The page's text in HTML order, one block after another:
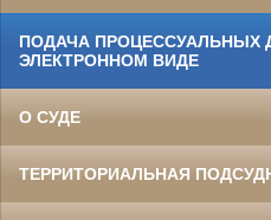
ПОДАЧА ПРОЦЕССУАЛЬНЫХ
ЭЛЕКТРОННОМ ВИДЕ
О СУДЕ
ТЕРРИТОРИАЛЬНАЯ